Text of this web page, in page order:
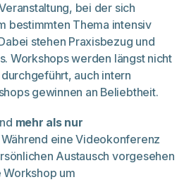
bei der sich
bestimmten Thema intensiv
stehen Praxisbezug und
Workshops werden längst nicht
auch intern
gewinnen an Beliebtheit.
mehr als nur
Während eine Videokonferenz
Austausch vorgesehen
Workshop um